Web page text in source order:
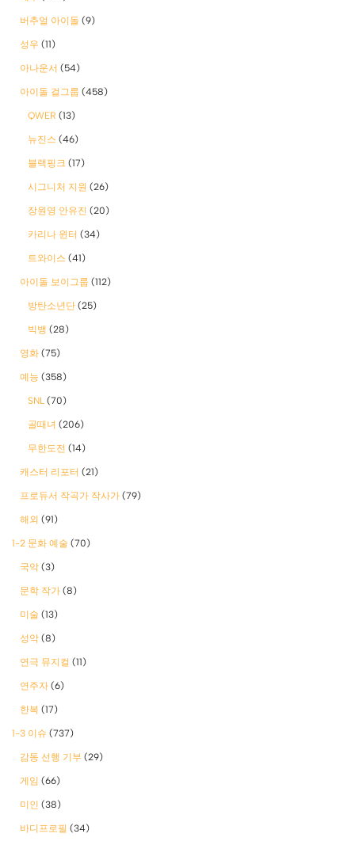
버추얼 아이돌 (9)
성우 (11)
아나운서 (54)
아이돌 걸그룹 (458)
QWER (13)
뉴진스 (46)
블랙핑크 (17)
시그니처 지원 (26)
장원영 안유진 (20)
카리나 윈터 (34)
트와이스 (41)
아이돌 보이그룹 (112)
방탄소년단 (25)
빅뱅 (28)
영화 (75)
예능 (358)
SNL (70)
골때녀 (206)
무한도전 (14)
캐스터 리포터 (21)
프로듀서 작곡가 작사가 (79)
해외 (91)
1-2 문화 예술 (70)
국악 (3)
문학 작가 (8)
미술 (13)
성악 (8)
연극 뮤지컬 (11)
연주자 (6)
한복 (17)
1-3 이슈 (737)
감동 선행 기부 (29)
게임 (66)
미인 (38)
바디프로필 (34)